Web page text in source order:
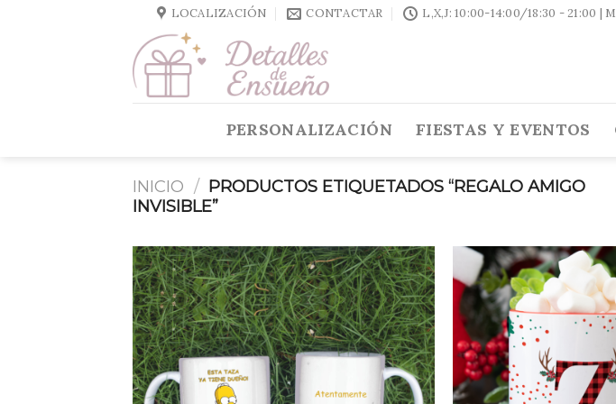
LOCALIZACIÓN CONTACTAR L,X,J: 10:00-14:00/18:30 - 21:00 |
PERSONALIZACIÓN FIESTAS Y EVENTOS
INICIO / PRODUCTOS ETIQUETADOS “REGALO AMIGO
INVISIBLE”